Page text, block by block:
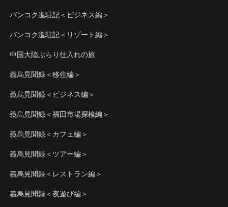
バンコク進駐記＜ビジネス編＞
バンコク進駐記＜リゾート編＞
中国大陸ぶらり仕入れの旅
義烏見聞録＜移住編＞
義烏見聞録＜ビジネス編＞
義烏見聞録＜福田市場探検編＞
義烏見聞録＜カフェ編＞
義烏見聞録＜ツアー編＞
義烏見聞録＜レストラン編＞
義烏見聞録＜夜遊び編＞